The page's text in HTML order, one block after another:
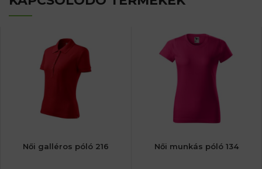
Női galléros póló 216 Női munkás póló 134